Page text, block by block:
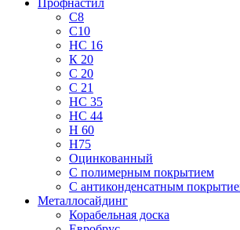
С8
С10
НС 16
К 20
С 20
С 21
НС 35
НС 44
Н 60
Н75
Оцинкованный
С полимерным покрытием
С антиконденсатным
Металлосайдинг
Корабельная доска